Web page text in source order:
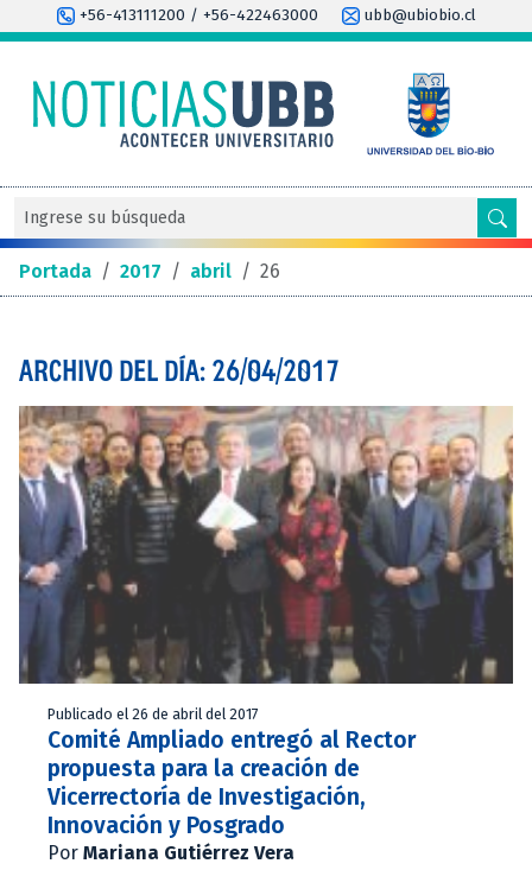
+56-413111200 / +56-422463000 ubb@ubiobio.cl
Portada / 2017 / abril / 26
ARCHIVO DEL DÍA: 26/04/2017
Publicado el 26 de abril del 2017
Comité Ampliado entregó al Rector
propuesta para la creación de
Vicerrectoría de Investigación,
Innovación y Posgrado
Por Mariana Gutiérrez Vera